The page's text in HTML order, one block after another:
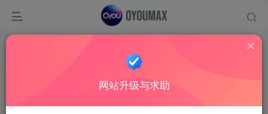
网站升级与求助